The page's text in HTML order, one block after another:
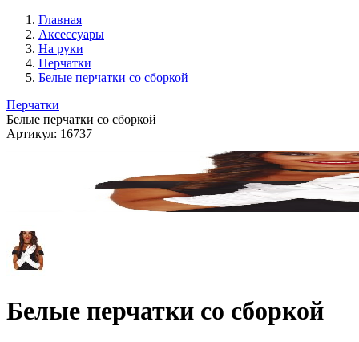
Главная
Аксессуары
На руки
Перчатки
Белые перчатки со сборкой
Перчатки
Белые перчатки со сборкой
Артикул: 16737
Белые перчатки со сборкой